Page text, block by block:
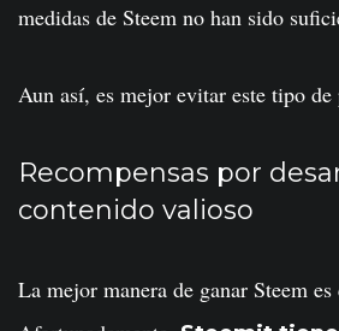
medidas de Steem no han sido
Aun así, es mejor evitar este tipo de
Recompensas por
contenido valioso
La mejor manera de ganar Steem